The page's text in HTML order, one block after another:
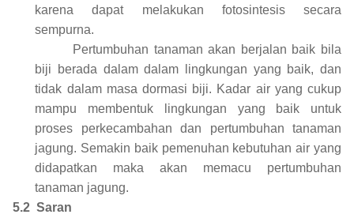
karena dapat melakukan fotosintesis secara
sempurna.
Pertumbuhan tanaman akan berjalan baik bila
biji berada dalam dalam lingkungan yang baik, dan
tidak dalam masa dormasi biji. Kadar air yang cukup
mampu membentuk lingkungan yang baik untuk
proses perkecambahan dan pertumbuhan tanaman
jagung. Semakin baik pemenuhan kebutuhan air yang
didapatkan maka akan memacu pertumbuhan
tanaman jagung.
5.2 Saran